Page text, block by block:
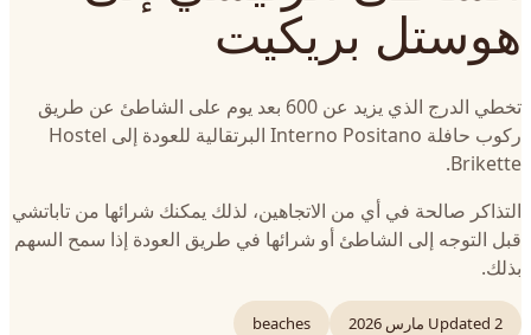
هوستل بريكيت
تخطي الدرج الذي يزيد عن 600 بعد يوم على الشاطئ عن طريق
ركوب حافلة Interno Positano البرتقالية للعودة إلى Hostel
Brikette.
التذاكر صالحة في أي من الاتجاهين، لذلك يمكنك شرائها من تاباتشي
قبل التوجه إلى الشاطئ أو شرائها في طريق العودة إذا سمح السهم
بذلك.
Updated 2 مارس 2026 beaches